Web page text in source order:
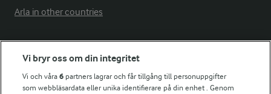
Arla in other countries
Fler Arlasajter
För ägare
Vi bryr oss om din integritet
Vi och våra6 partners lagrar och får tillgång till personuppgifter
som webbläsardata eller unika identifierare på din enhet . Genom